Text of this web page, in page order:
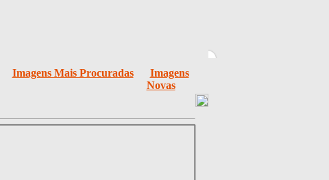
Imagens Mais Procuradas
Imagens
Novas